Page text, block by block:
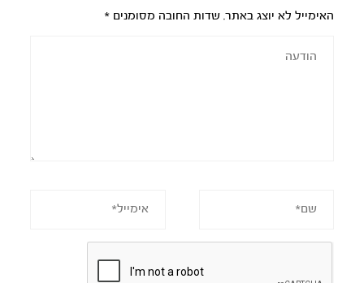
האימייל לא יוצג באתר. שדות החובה מסומנים*